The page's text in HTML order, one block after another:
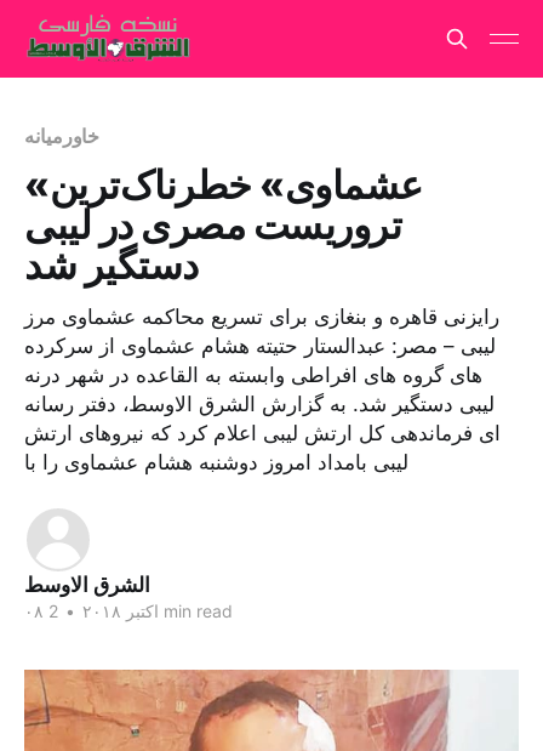
خاورمیانه
«عشماوی» خطرناک‌ترین
تروریست مصری در لیبی
دستگیر شد
رایزنی قاهره و بنغازی برای تسریع محاکمه عشماوی مرز
لیبی – مصر: عبدالستار حتیته هشام عشماوی از سرکرده
های گروه های افراطی وابسته به القاعده در شهر درنه
لیبی دستگیر شد. به گزارش الشرق الاوسط، دفتر رسانه
ای فرماندهی کل ارتش لیبی اعلام کرد که نیروهای ارتش
لیبی بامداد امروز دوشنبه هشام عشماوی را با
الشرق الاوسط
۰۸ اکتبر ۲۰۱۸ • 2 min read